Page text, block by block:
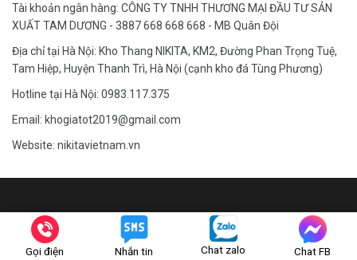
Tài khoản ngân hàng: CÔNG TY TNHH THƯƠNG MẠI ĐẦU TƯ SẢN
XUẤT TAM DƯƠNG - 3887 668 668 668 - MB Quân Đội
Địa chỉ tại Hà Nội: Kho Thang NIKITA, KM2, Đường Phan Trọng Tuệ,
Tam Hiệp, Huyện Thanh Trì, Hà Nội (cạnh kho đá Tùng Phương)
Hotline tại Hà Nội: 0983.117.375
Email: khogiatot2019@gmail.com
Website: nikitavietnam.vn
CÔNG TY TNHH THƯƠNG MẠI ĐẦU TƯ SẢN XUẤT
TAM DƯƠNG
Gọi điện Nhắn tin Chat zalo Chat FB